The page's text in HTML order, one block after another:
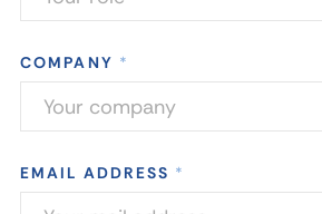
COMPANY *
EMAIL ADDRESS *